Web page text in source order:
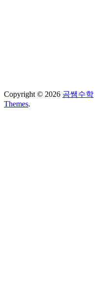
Copyright © 2026 곰쌤수학
Themes.